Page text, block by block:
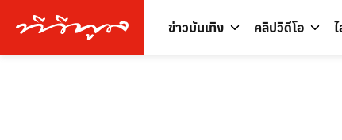
ข่าวบันเทิง คลิปวิดีโอ